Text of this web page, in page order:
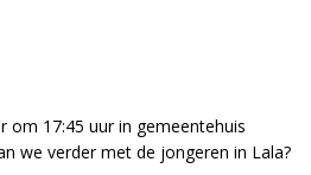
om 17:45 uur in gemeentehuis
we verder met de jongeren in Lala?